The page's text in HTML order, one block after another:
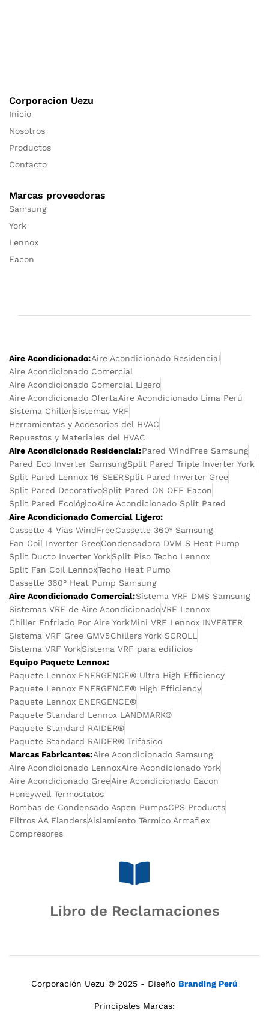
Corporacion Uezu
Inicio
Nosotros
Productos
Contacto
Marcas proveedoras
Samsung
York
Lennox
Eacon
Aire Acondicionado:Aire Acondicionado Residencial
Aire Acondicionado Comercial
Aire Acondicionado Comercial Ligero
Aire Acondicionado OfertaAire Acondicionado Lima Perú
Sistema ChillerSistemas VRF
Herramientas y Accesorios del HVAC
Repuestos y Materiales del HVAC
Aire Acondicionado Residencial:Pared WindFree Samsung
Pared Eco Inverter SamsungSplit Pared Triple Inverter York
Split Pared Lennox 16 SEERSplit Pared Inverter Gree
Split Pared DecorativoSplit Pared ON OFF Eacon
Split Pared EcológicoAire Acondicionado Split Pared
Aire Acondicionado Comercial Ligero:
Cassette 4 Vias WindFreeCassette 360º Samsung
Fan Coil Inverter GreeCondensadora DVM S Heat Pump
Split Ducto Inverter YorkSplit Piso Techo Lennox
Split Fan Coil LennoxTecho Heat Pump
Cassette 360° Heat Pump Samsung
Aire Acondicionado Comercial:Sistema VRF DMS Samsung
Sistemas VRF de Aire AcondicionadoVRF Lennox
Chiller Enfriado Por Aire YorkMini VRF Lennox INVERTER
Sistema VRF Gree GMV5Chillers York SCROLL
Sistema VRF YorkSistema VRF para edificios
Equipo Paquete Lennox:
Paquete Lennox ENERGENCE® Ultra High Efficiency
Paquete Lennox ENERGENCE® High Efficiency
Paquete Lennox ENERGENCE®
Paquete Standard Lennox LANDMARK®
Paquete Standard RAIDER®
Paquete Standard RAIDER® Trifásico
Marcas Fabricantes:Aire Acondicionado Samsung
Aire Acondicionado LennoxAire Acondicionado York
Aire Acondicionado GreeAire Acondicionado Eacon
Honeywell Termostatos
Bombas de Condensado Aspen PumpsCPS Products
Filtros AA FlandersAislamiento Térmico Armaflex
Compresores
Libro de Reclamaciones
Corporación Uezu © 2025 - Diseño Branding Perú
Principales Marcas: